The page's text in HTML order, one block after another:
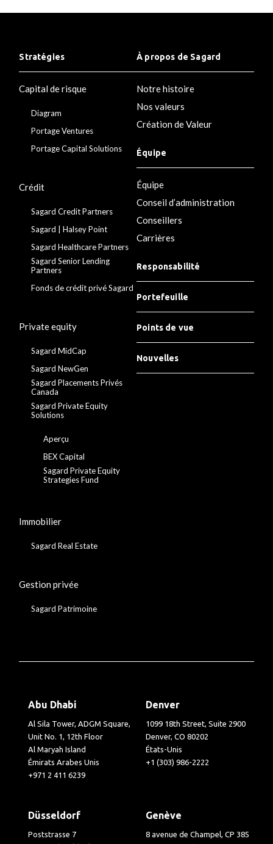
Stratégies
Capital de risque
Diagram
Portage Ventures
Portage Capital Solutions
Crédit
Sagard Credit Partners
Sagard | Halsey Point
Sagard Healthcare Partners
Sagard Senior Lending
Partners
Fonds de crédit privé Sagard
Private equity
Sagard MidCap
Sagard NewGen
Sagard Placements Privés
Canada
Sagard Private Equity
Solutions
Aperçu
BEX Capital
Sagard Private Equity
Strategies Fund
Immobilier
Sagard Real Estate
Gestion privée
Sagard Patrimoine
À propos de Sagard
Notre histoire
Nos valeurs
Création de Valeur
Équipe
Équipe
Conseil d’administration
Conseillers
Carrières
Responsabilité
Portefeuille
Points de vue
Nouvelles
Abu Dhabi
Al Sila Tower, ADGM Square,
Unit No. 1, 12th Floor
Al Maryah Island
Émirats Arabes Unis
+971 2 411 6239
Denver
1099 18th Street, Suite 2900
Denver, CO 80202
États-Unis
+1 (303) 986-2222
Düsseldorf
Poststrasse 7
Genève
8 avenue de Champel, CP 385